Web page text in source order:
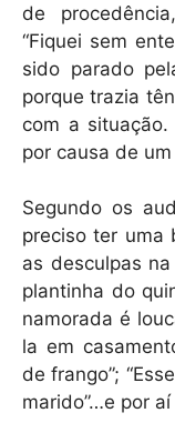
de
“Fiquei sem
sido parado
porque trazia
com a
por causa de
Segundo os
preciso ter uma
as desculpas
plantinha do
namorada é
la em
de frango”;
marido”…e por aí